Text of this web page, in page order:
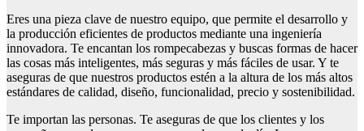
Eres una pieza clave de nuestro equipo, que permite el desarrollo y
la producción eficientes de productos mediante una ingeniería
innovadora. Te encantan los rompecabezas y buscas formas de hacer
las cosas más inteligentes, más seguras y más fáciles de usar. Y te
aseguras de que nuestros productos estén a la altura de los más altos
estándares de calidad, diseño, funcionalidad, precio y sostenibilidad.
Te importan las personas. Te aseguras de que los clientes y los